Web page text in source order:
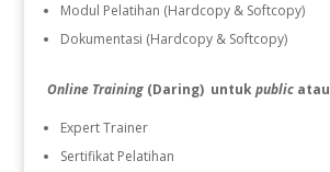
Modul Pelatihan (Hardcopy & Softcopy)
Dokumentasi (Hardcopy & Softcopy)
Online Training (Daring) untukpublic atau
Expert Trainer
Sertifikat Pelatihan